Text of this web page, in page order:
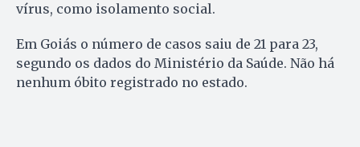
vírus, como isolamento social.
Em Goiás o número de casos saiu de 21 para 23,
segundo os dados do Ministério da Saúde. Não há
nenhum óbito registrado no estado.